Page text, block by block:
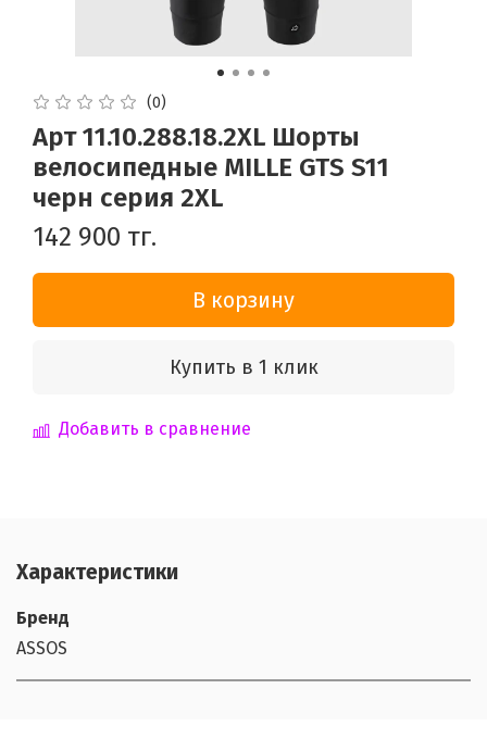
(0)
Арт 11.10.288.18.2XL Шорты
велосипедные MILLE GTS S11
черн серия 2XL
142 900 тг.
В корзину
Купить в 1 клик
Добавить в сравнение
Характеристики
Бренд
ASSOS